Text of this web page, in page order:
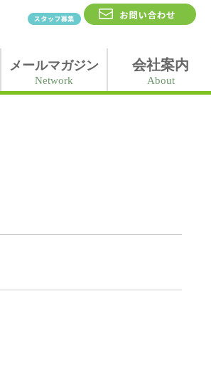
メールマガジン
Network
会社案内
About